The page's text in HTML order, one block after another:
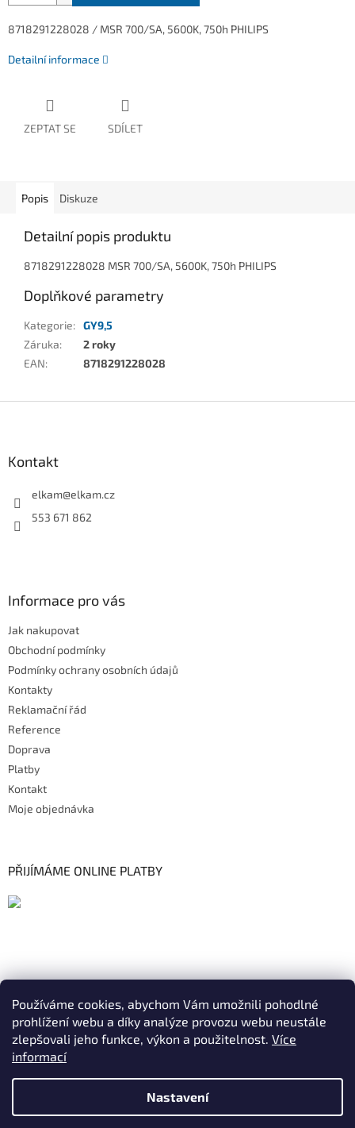
Používáme cookies, abychom Vám umožnili pohodlné
prohlížení webu a díky analýze provozu webu neustále
zlepšovali jeho funkce, výkon a použitelnost. Více
informací
Nastavení
8718291228028 / MSR 700/SA, 5600K, 750h PHILIPS
Detailní informace
ZEPTAT SE SDÍLET
Popis Diskuze
Detailní popis produktu
8718291228028 MSR 700/SA, 5600K, 750h PHILIPS
Doplňkové parametry
Kategorie: GY9,5
Záruka:
2 roky
EAN: 8718291228028
Kontakt
elkam@elkam.cz
553 671 862
Informace pro vás
Jak nakupovat
Obchodní podmínky
Podmínky ochrany osobních údajů
Kontakty
Reklamační řád
Reference
Doprava
Platby
Kontakt
Moje objednávka
PŘIJÍMÁME ONLINE PLATBY
Vytvořil Shoptet|Realizoval Appgrade